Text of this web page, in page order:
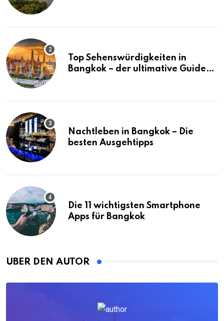
Top Sehenswürdigkeiten in
Bangkok – der ultimative Guide
Nachtleben in Bangkok – Die
besten Ausgehtipps
Die 11 wichtigsten Smartphone
Apps für Bangkok
ÜBER DEN AUTOR